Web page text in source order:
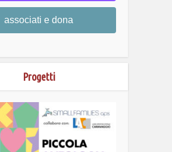
associati e dona
Progetti